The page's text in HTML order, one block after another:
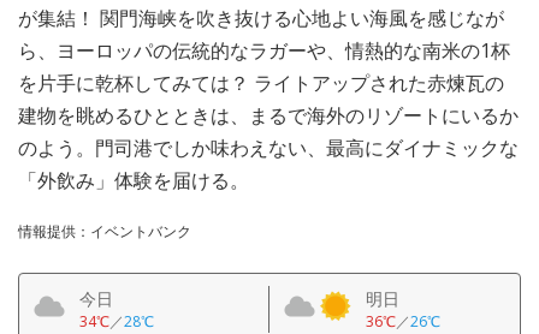
が集結！ 関門海峡を吹き抜ける心地よい海風を感じなが
ら、ヨーロッパの伝統的なラガーや、情熱的な南米の1杯
を片手に乾杯してみては？ ライトアップされた赤煉瓦の
建物を眺めるひとときは、まるで海外のリゾートにいるか
のよう。門司港でしか味わえない、最高にダイナミックな
「外飲み」体験を届ける。
情報提供：イベントバンク
今日
34℃／28℃
明日
36℃／26℃